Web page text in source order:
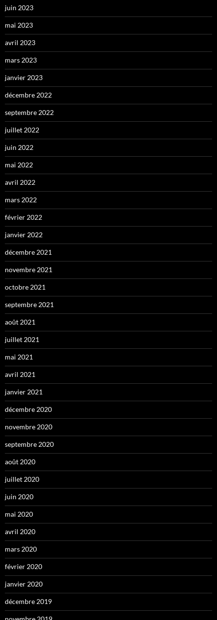
juin 2023
mai 2023
avril 2023
mars 2023
janvier 2023
décembre 2022
septembre 2022
juillet 2022
juin 2022
mai 2022
avril 2022
mars 2022
février 2022
janvier 2022
décembre 2021
novembre 2021
octobre 2021
septembre 2021
août 2021
juillet 2021
mai 2021
avril 2021
janvier 2021
décembre 2020
novembre 2020
septembre 2020
août 2020
juillet 2020
juin 2020
mai 2020
avril 2020
mars 2020
février 2020
janvier 2020
décembre 2019